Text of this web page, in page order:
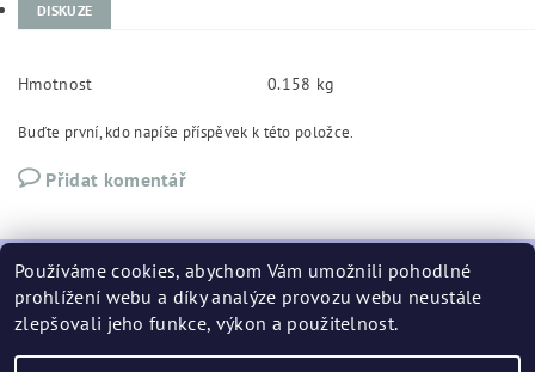
DISKUZE
Hmotnost 0.158 kg
Buďte první, kdo napíše příspěvek k této položce.
Přidat komentář
podminky
Používáme cookies, abychom Vám umožnili pohodlné
prohlížení webu a díky analýze provozu webu neustále
zlepšovali jeho funkce, výkon a použitelnost.